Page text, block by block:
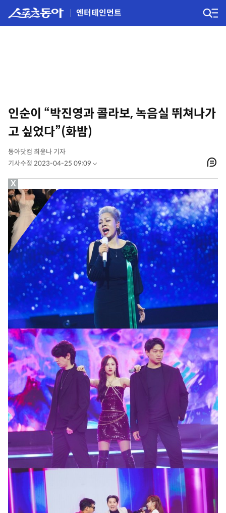
엔터테인먼트
인순이 “박진영과 콜라보, 녹음실 뛰쳐나가
고 싶었다”(화밤)
동아닷컴 최윤나 기자
기사수정 2023-04-25 09:09
X